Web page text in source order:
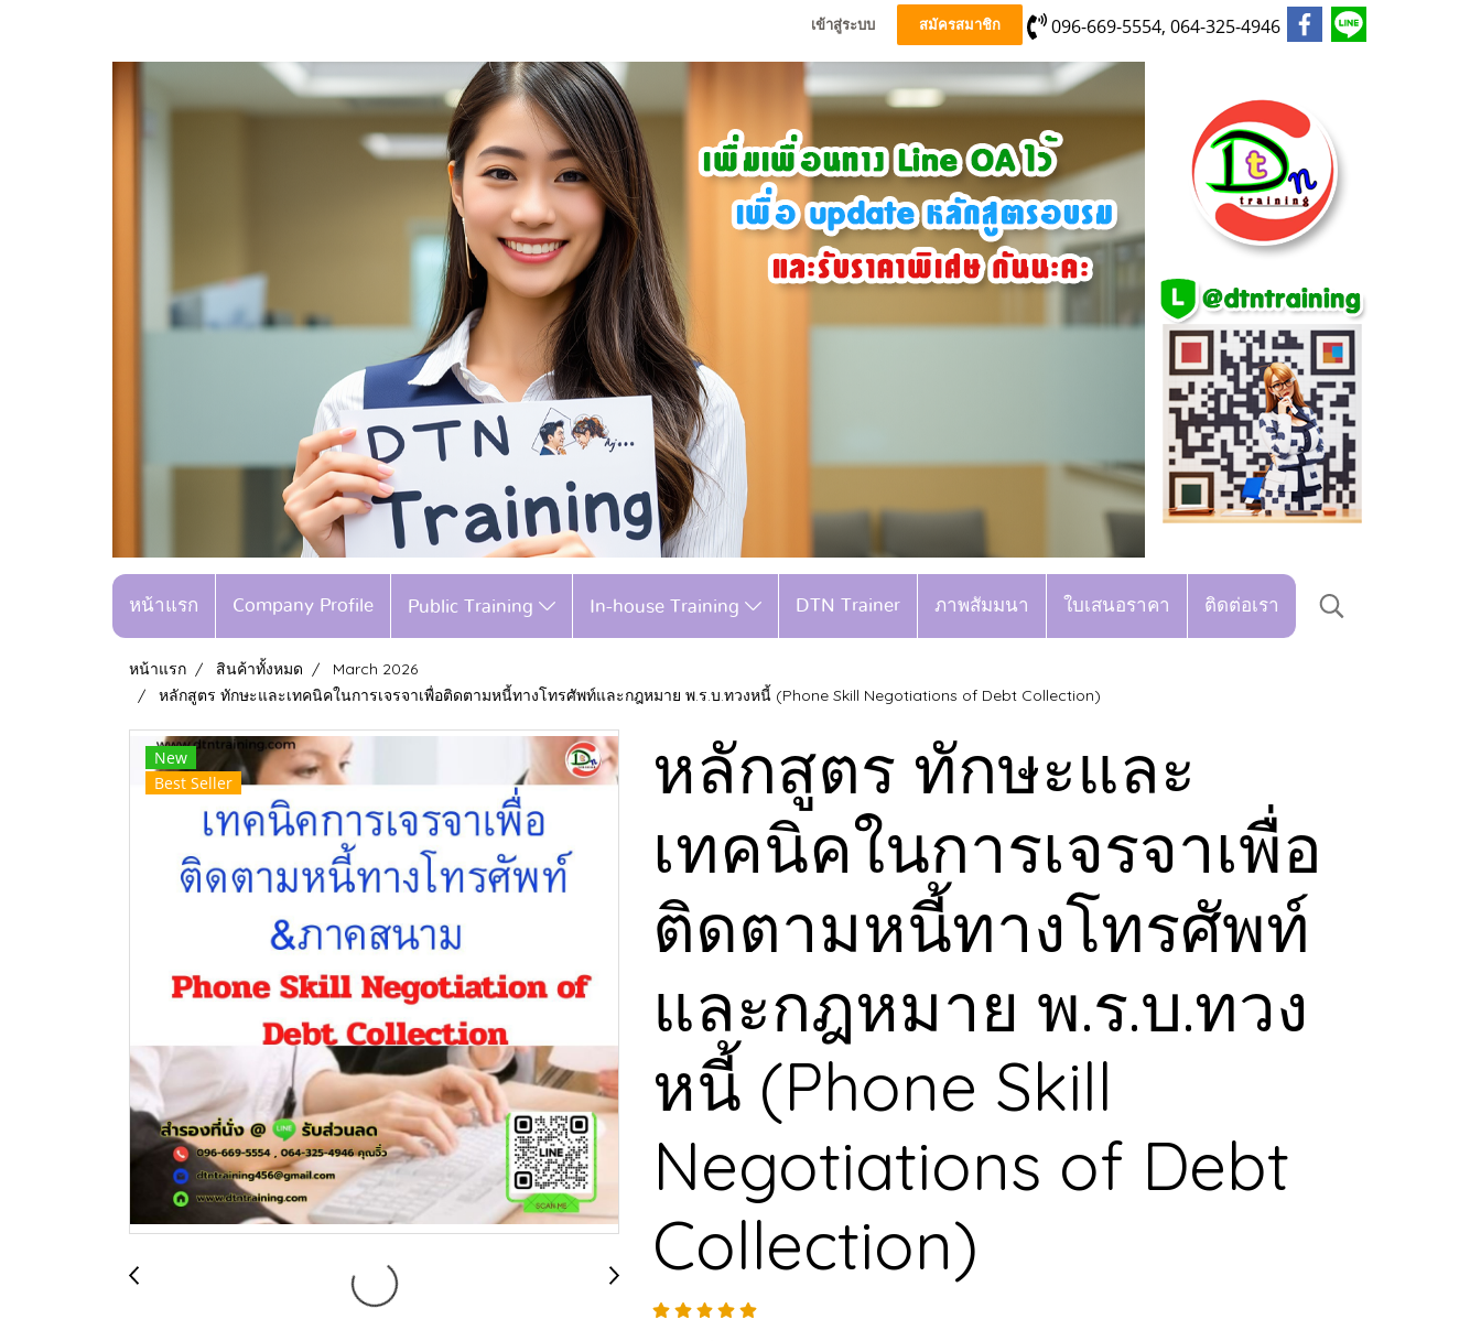
เข้าสู่ระบบ สมัครสมาชิก 096-669-5554, 064-325-4946
หน้าแรก Company Profile Public Training In-house Training DTN Trainer ภาพสัมมนา ใบเสนอราคา ติดต่อเรา
หน้าแรก สินค้าทั้งหมด
March 2026
หลักสูตร ทักษะและเทคนิคในการเจรจาเพื่อติดตามหนี้ทางโทรศัพท์และกฎหมาย พ.ร.บ.ทวงหนี้ (Phone Skill Negotiations of Debt Collection)
New
Best Seller
หลักสูตร ทักษะและ
เทคนิคในการเจรจาเพื่อ
ติดตามหนี้ทางโทรศัพท์
และกฎหมาย พ.ร.บ.ทวง
หนี้ (Phone Skill
Negotiations of Debt
Collection)